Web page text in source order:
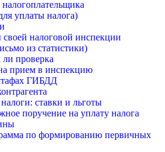
уплаты налога)
своей налоговой инспекции
из статистики)
ли проверка
прием в инспекцию
ГИБДД
ставки и льготы
поручение на уплату налога
по формированию первичных